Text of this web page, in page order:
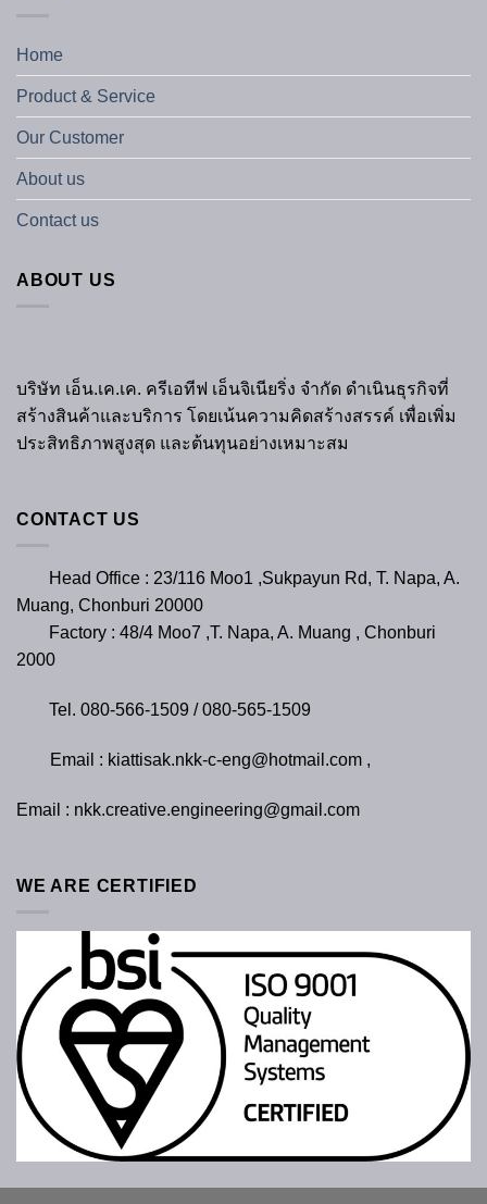
Home
Product & Service
Our Customer
About us
Contact us
ABOUT US
บริษัท เอ็น.เค.เค. ครีเอทีฟ เอ็นจิเนียริ่ง จำกัด ดำเนินธุรกิจที่
สร้างสินค้าและบริการ โดยเน้นความคิดสร้างสรรค์ เพื่อเพิ่ม
ประสิทธิภาพสูงสุด และต้นทุนอย่างเหมาะสม
CONTACT US
Head Office : 23/116 Moo1 ,Sukpayun Rd, T. Napa, A.
Muang, Chonburi 20000
Factory : 48/4 Moo7 ,T. Napa, A. Muang , Chonburi
2000
Tel. 080-566-1509 / 080-565-1509
Email : kiattisak.nkk-c-eng@hotmail.com ,
Email : nkk.creative.engineering@gmail.com
WE ARE CERTIFIED